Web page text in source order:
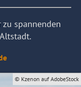
spannenden
© Kzenon auf AdobeStock